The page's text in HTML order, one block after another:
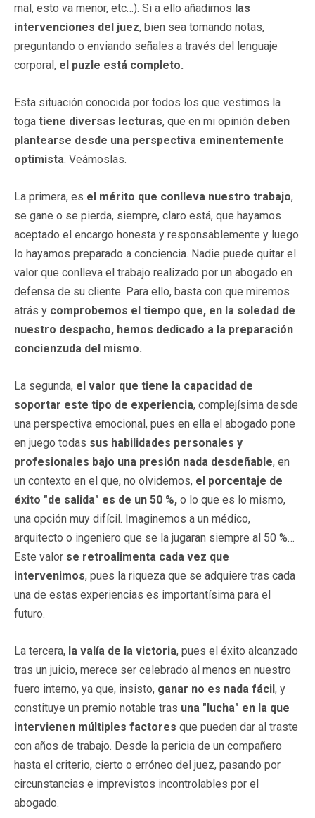
mal, esto va menor, etc…). Si a ello añadimos las
intervenciones del juez, bien sea tomando notas,
preguntando o enviando señales a través del lenguaje
corporal, el puzle está completo.
Esta situación conocida por todos los que vestimos la
toga tiene diversas lecturas, que en mi opinión deben
plantearse desde una perspectiva eminentemente
optimista. Veámoslas.
La primera, es el mérito que conlleva nuestro trabajo,
se gane o se pierda, siempre, claro está, que hayamos
aceptado el encargo honesta y responsablemente y luego
lo hayamos preparado a conciencia. Nadie puede quitar el
valor que conlleva el trabajo realizado por un abogado en
defensa de su cliente. Para ello, basta con que miremos
atrás y comprobemos el tiempo que, en la soledad de
nuestro despacho, hemos dedicado a la preparación
concienzuda del mismo.
La segunda, el valor que tiene la capacidad de
soportar este tipo de experiencia, complejísima desde
una perspectiva emocional, pues en ella el abogado pone
en juego todas sus habilidades personales y
profesionales bajo una presión nada desdeñable, en
un contexto en el que, no olvidemos, el porcentaje de
éxito "de salida" es de un 50 %, o lo que es lo mismo,
una opción muy difícil. Imaginemos a un médico,
arquitecto o ingeniero que se la jugaran siempre al 50 %…
Este valor se retroalimenta cada vez que
intervenimos, pues la riqueza que se adquiere tras cada
una de estas experiencias es importantísima para el
futuro.
La tercera, la valía de la victoria, pues el éxito alcanzado
tras un juicio, merece ser celebrado al menos en nuestro
fuero interno, ya que, insisto, ganar no es nada fácil, y
constituye un premio notable tras una "lucha" en la que
intervienen múltiples factores que pueden dar al traste
con años de trabajo. Desde la pericia de un compañero
hasta el criterio, cierto o erróneo del juez, pasando por
circunstancias e imprevistos incontrolables por el
abogado.